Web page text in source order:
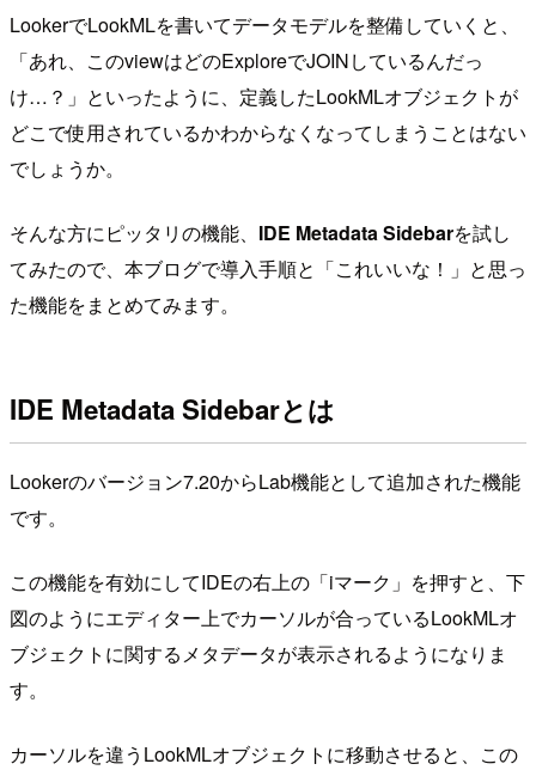
LookerでLookMLを書いてデータモデルを整備していくと、
「あれ、このviewはどのExploreでJOINしているんだっ
け…？」といったように、定義したLookMLオブジェクトが
どこで使用されているかわからなくなってしまうことはない
でしょうか。
そんな方にピッタリの機能、 IDE Metadata Sidebarを試し
てみたので、本ブログで導入手順と「これいいな！」と思っ
た機能をまとめてみます。
IDE Metadata Sidebarとは
Lookerのバージョン7.20からLab機能として追加された機能
です。
この機能を有効にしてIDEの右上の「iマーク」を押すと、下
図のようにエディター上でカーソルが合っているLookMLオ
ブジェクトに関するメタデータが表示されるようになりま
す。
カーソルを違うLookMLオブジェクトに移動させると、この